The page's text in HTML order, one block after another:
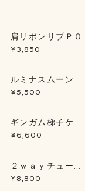
肩リボンリブＰＯ
¥3,850
ルミナスムーン刺
繍ブラウス
¥5,500
ギンガム梯子ケー
プＢＬ
¥6,600
２ｗａｙチュール
チュニック
¥8,800